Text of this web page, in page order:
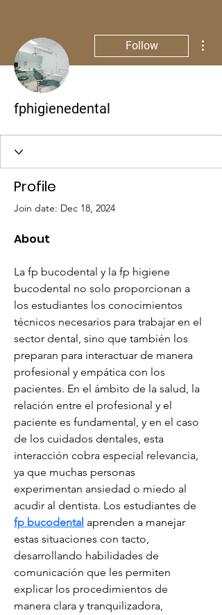
Follow
fphigienedental
Profile
Join date: Dec 18, 2024
About
La fp bucodental y la fp higiene
bucodental no solo proporcionan a
los estudiantes los conocimientos
técnicos necesarios para trabajar en el
sector dental, sino que también los
preparan para interactuar de manera
profesional y empática con los
pacientes. En el ámbito de la salud, la
relación entre el profesional y el
paciente es fundamental, y en el caso
de los cuidados dentales, esta
interacción cobra especial relevancia,
ya que muchas personas
experimentan ansiedad o miedo al
acudir al dentista. Los estudiantes de
fp bucodental aprenden a manejar
estas situaciones con tacto,
desarrollando habilidades de
comunicación que les permiten
explicar los procedimientos de
manera clara y tranquilizadora,